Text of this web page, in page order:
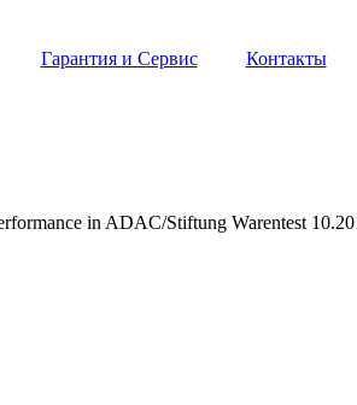
Гарантия и Сервис Контакты
in ADAC/Stiftung Warentest